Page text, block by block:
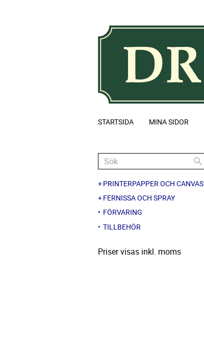
STARTSIDA MINA SIDOR
PRINTERPAPPER OCH CANVAS
FERNISSA OCH SPRAY
FÖRVARING
TILLBEHÖR
Priser visas inkl. moms